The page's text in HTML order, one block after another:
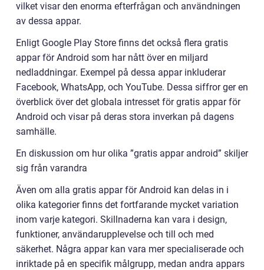
vilket visar den enorma efterfrågan och användningen
av dessa appar.
Enligt Google Play Store finns det också flera gratis
appar för Android som har nått över en miljard
nedladdningar. Exempel på dessa appar inkluderar
Facebook, WhatsApp, och YouTube. Dessa siffror ger en
överblick över det globala intresset för gratis appar för
Android och visar på deras stora inverkan på dagens
samhälle.
En diskussion om hur olika ”gratis appar android” skiljer
sig från varandra
Även om alla gratis appar för Android kan delas in i
olika kategorier finns det fortfarande mycket variation
inom varje kategori. Skillnaderna kan vara i design,
funktioner, användarupplevelse och till och med
säkerhet. Några appar kan vara mer specialiserade och
inriktade på en specifik målgrupp, medan andra appars